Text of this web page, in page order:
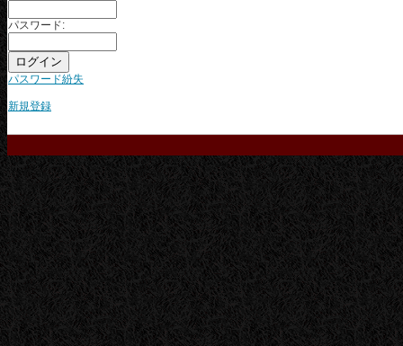
パスワード:
パスワード紛失
新規登録